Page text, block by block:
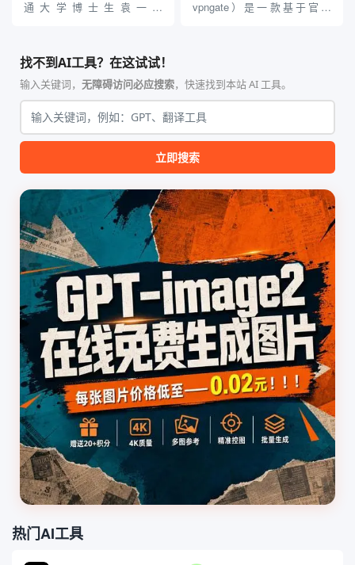
贵的专业软件，即可在...
通大学博士生袁一哲
Nature、Science、Cell 等）
的论文撰写与发表流程设计。
该工具集以智能体插...
vpngate）是一款基于官方
纯 Python 标准库编写，用户
无需安装...
找不到AI工具？在这试试！
输入关键词， 无障碍访问必应搜索，快速找到本站 AI 工具。
立即搜索
热门AI工具